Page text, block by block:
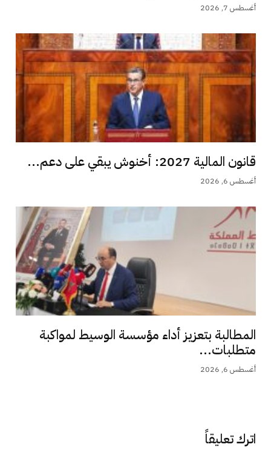
أغسطس 7, 2026
قانون المالية 2027: أخنوش يبقي على دعم...
أغسطس 6, 2026
المطالبة بتعزيز أداء مؤسسة الوسيط لمواكبة
متطلبات...
أغسطس 6, 2026
اترك تعليقاً